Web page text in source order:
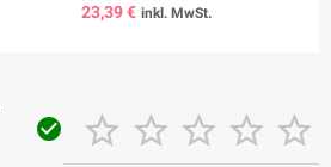
23,39 € inkl. MwSt.
     